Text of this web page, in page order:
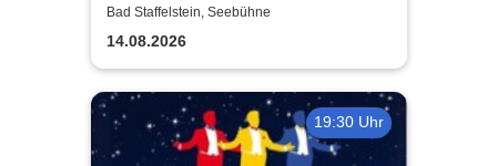
by Break Free - A Magical
Tour
Bad Staffelstein, Seebühne
14.08.2026
19:30 Uhr